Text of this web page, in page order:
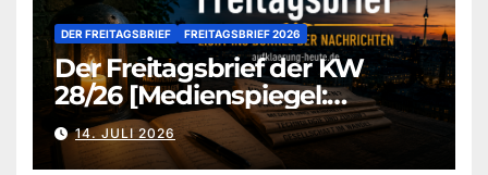
DER FREITAGSBRIEF FREITAGSBRIEF 2026
Der Freitagsbrief der KW
28/26 [Medienspiegel:
aufklaerung-heute.de]
14. JULI 2026